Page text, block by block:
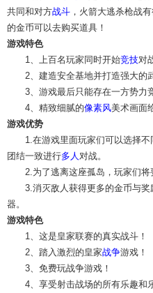
共同和对方战斗 ，火箭大逃杀枪战
的金币可以去购买道具！
游戏特色
1、上百名玩家同时开始竞技对
2、建造安全基地并打造强大的
3、游戏最后只能存在一方势力
4、精致细腻的像素风美术画面
游戏优势
1.在游戏里面玩家们可以选择
团结一致进行多人对战。
2.为了逃离这座孤岛，玩家们将
3.消灭敌人获得更多的金币与
器。
游戏特色
1、这是皇家联赛的真实战斗！
2、踏入激烈的皇家战争游戏！
3、免费玩战争游戏！
4、享受射击战场的所有乐趣和